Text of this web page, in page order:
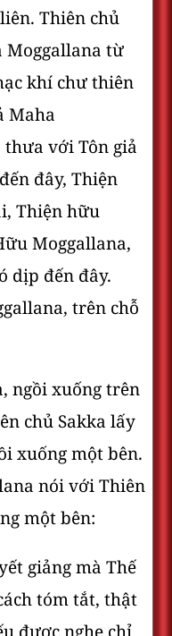
Thiên chủ
Moggallana từ
khí chư thiên
Maha
với Tôn giả
đây, Thiện
Thiện hữu
Moggallana,
dịp đến đây.
trên chỗ
ngồi xuống trên
chủ Sakka lấy
xuống một bên.
nói với Thiên
một bên:
giảng mà Thế
tóm tắt, thật